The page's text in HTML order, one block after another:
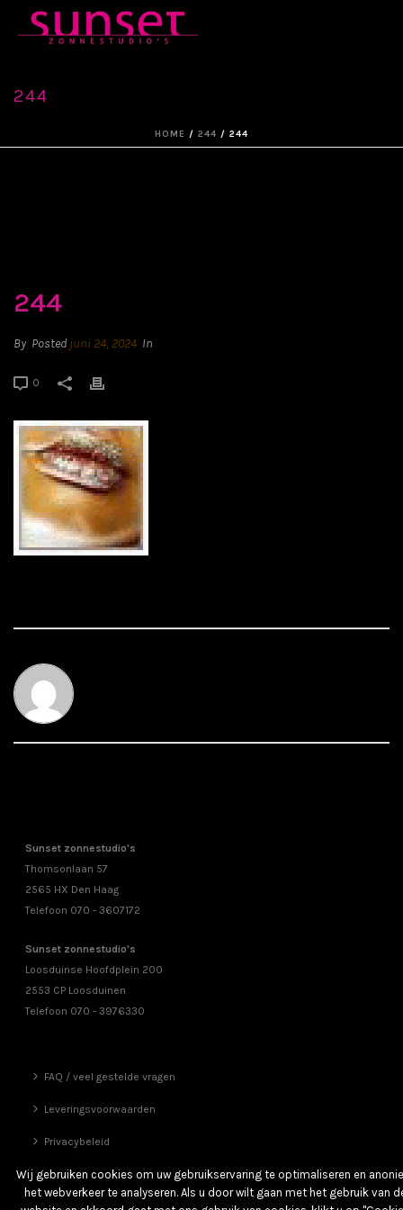
244
HOME / 244 / 244
244
By Posted juni 24, 2024 In
0
Sunset zonnestudio's
Thomsonlaan 57
2565 HX Den Haag
Telefoon 070 - 3607172
Sunset zonnestudio's
Loosduinse Hoofdplein 200
2553 CP Loosduinen
Telefoon 070 - 3976330
FAQ / veel gestelde vragen
Leveringsvoorwaarden
Privacybeleid
Vrienden
Wij gebruiken cookies om uw gebruikservaring te optimaliseren en
het webverkeer te analyseren. Als u door wilt gaan met het gebruik van